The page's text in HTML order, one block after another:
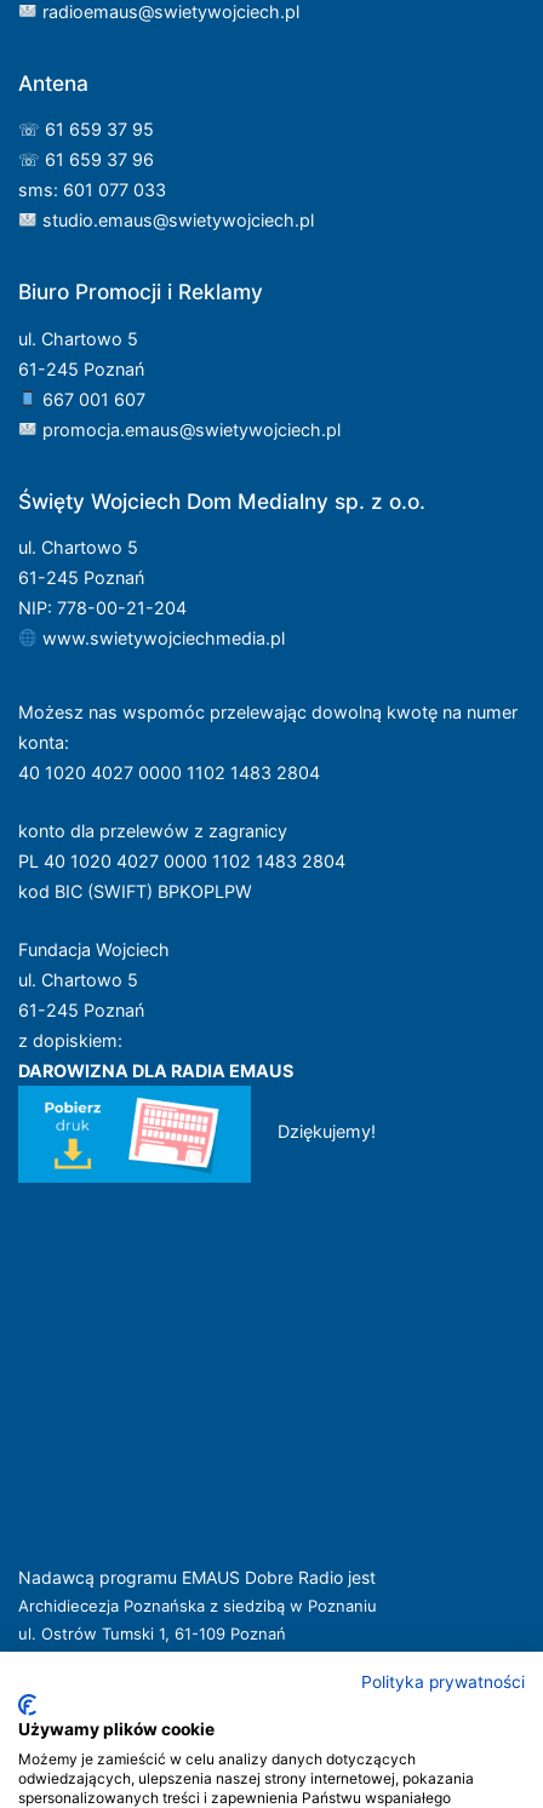
radioemaus@swietywojciech.pl
Antena
☏ 61 659 37 95
☏ 61 659 37 96
sms: 601 077 033
studio.emaus@swietywojciech.pl
Biuro Promocji i Reklamy
ul. Chartowo 5
61-245 Poznań
667 001 607
promocja.emaus@swietywojciech.pl
Święty Wojciech Dom Medialny sp. z o.o.
ul. Chartowo 5
61-245 Poznań
NIP: 778-00-21-204
www.swietywojciechmedia.pl
Możesz nas wspomóc przelewając dowolną kwotę na numer
konta:
40 1020 4027 0000 1102 1483 2804
konto dla przelewów z zagranicy
PL 40 1020 4027 0000 1102 1483 2804
kod BIC (SWIFT) BPKOPLPW
Fundacja Wojciech
ul. Chartowo 5
61-245 Poznań
z dopiskiem:
DAROWIZNA DLA RADIA EMAUS
Dziękujemy!
Nadawcą programu EMAUS Dobre Radio jest
Archidiecezja Poznańska z siedzibą w Poznaniu
ul. Ostrów Tumski 1, 61-109 Poznań
Nadawca oferuje usługi medialne obejmujące rozpowszechnianie programu
radiowego pod nazwą EMAUS Dobre Radio oraz prowadzenie portalu
internetową Nadawcy.
Nadawca podlega jurysdykcji polskiej. Organem właściwym w sprawach
Polityka prywatności
Używamy plików cookie
Możemy je zamieścić w celu analizy danych dotyczących
odwiedzających, ulepszenia naszej strony internetowej, pokazania
spersonalizowanych treści i zapewnienia Państwu wspaniałego